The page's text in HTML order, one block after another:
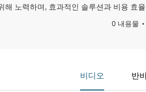
해 노력하며, 효과적인 솔루션과 비용 효
0 내용물
비디오 반